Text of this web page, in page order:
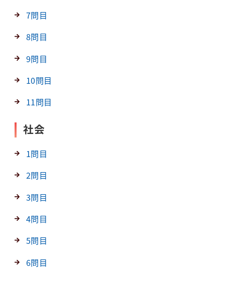
7問目
8問目
9問目
10問目
11問目
社会
1問目
2問目
3問目
4問目
5問目
6問目